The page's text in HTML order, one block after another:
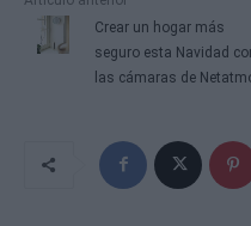
Crear un hogar más
seguro esta Navidad
las cámaras de